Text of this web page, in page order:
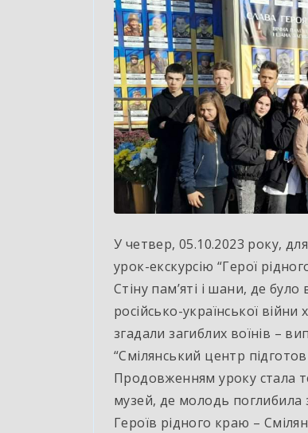
У четвер, 05.10.2023 року,
урок-екскурсію “Герої
Стіну пам’яті і шани, де
російсько-української
згадали загиблих воїнів –
“Смілянський центр
Продовженням уроку стала
музей, де молодь поглибила
Героїв рідного краю –